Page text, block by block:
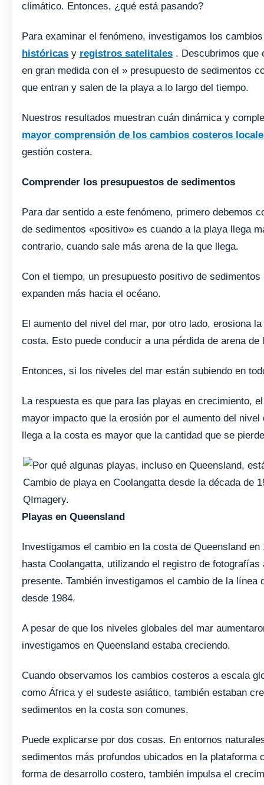
climático. Entonces, ¿qué está pasando?
Para examinar el fenómeno, investigamos los
históricas y registros satelitales . Descubrimos que
en gran medida con el » presupuesto de sedimentos
que entran y salen de la playa a lo largo del tiempo.
Nuestros resultados muestran cuán dinámica y
mayor comprensión de los cambios costeros
gestión costera.
Comprender los presupuestos de sedimentos
Para dar sentido a este fenómeno, primero debemos
de sedimentos «positivo» es cuando a la playa llega
contrario, cuando sale más arena de la que llega.
Con el tiempo, un presupuesto positivo de
expanden más hacia el océano.
El aumento del nivel del mar, por otro lado, erosiona
costa. Esto puede conducir a una pérdida de arena
Entonces, si los niveles del mar están subiendo en
La respuesta es que para las playas en crecimiento,
mayor impacto que la erosión por el aumento del
llega a la costa es mayor que la cantidad que se
Cambio de playa en Coolangatta desde la década de
QImagery.
Playas en Queensland
Investigamos el cambio en la costa de Queensland
hasta Coolangatta, utilizando el registro de
presente. También investigamos el cambio de la
desde 1984.
A pesar de que los niveles globales del mar
investigamos en Queensland estaba creciendo.
Cuando observamos los cambios costeros a escala
como África y el sudeste asiático, también estaban
sedimentos en la costa son comunes.
Puede explicarse por dos cosas. En entornos
sedimentos más profundos ubicados en la
forma de desarrollo costero, también impulsa el